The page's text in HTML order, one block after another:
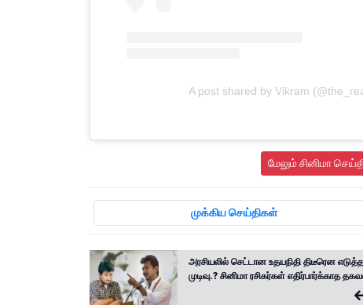
A post shared by Vikram
மேலும் சினிமா
முக்கிய செய்திகள்
அரசியலில் செட்டான உதயநிதி திடீரென எடுத்த
முடிவு.? சினிமா ரசிகர்கள் எதிர்பார்க்காத